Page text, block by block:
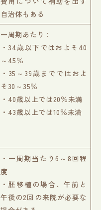
自治体もある
一周期あたり：
・34歳以下ではおよそ40
～45％
・35～39歳までではおよ
そ30～35％
・40歳以上では20％未満
・43歳以上では10％未満
・一周期当たり6～8回程
度
・胚移植の場合、午前と
午後の2回の来院が必要な